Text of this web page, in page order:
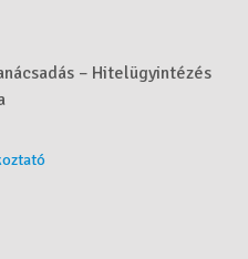
– Hitelügyintézés